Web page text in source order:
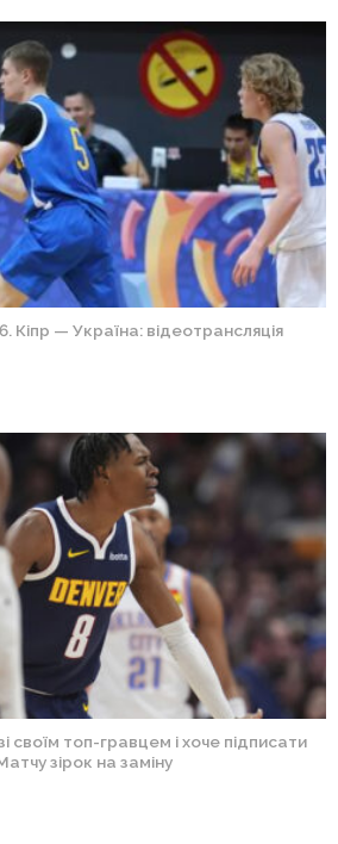
Кіпр — Україна: відеотрансляція
своїм топ-гравцем і хоче підписати
зірок на заміну